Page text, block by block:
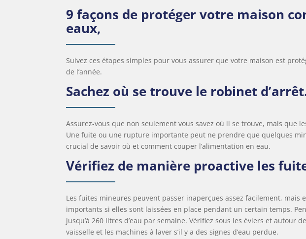
9 façons de protéger votre maison
eaux,
Suivez ces étapes simples pour vous assurer que votre maison est
de l’année.
Sachez où se trouve le robinet
Assurez-vous que non seulement vous savez où il se trouve, mais que
Une fuite ou une rupture importante peut ne prendre que quelques
crucial de savoir où et comment couper l’alimentation en eau.
Vérifiez de manière proactive les
Les fuites mineures peuvent passer inaperçues assez facilement, mais
importants si elles sont laissées en place pendant un certain temps.
jusqu’à 260 litres d’eau par semaine. Vérifiez sous les éviers et autour
vaisselle et les machines à laver s’il y a des signes d’eau perdue.